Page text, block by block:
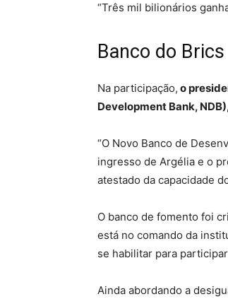
“Três mil bilionários
Banco do Brics
Na participação, o
Development Bank,
“O Novo Banco de
ingresso de Argélia e o
atestado da capacidade
O banco de fomento foi
está no comando da
se habilitar para
Ainda abordando a